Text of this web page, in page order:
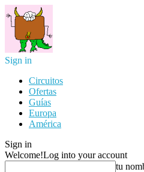
Sign in
Circuitos
Ofertas
Guías
Europa
América
Sign in
Welcome!Log into your account
tu